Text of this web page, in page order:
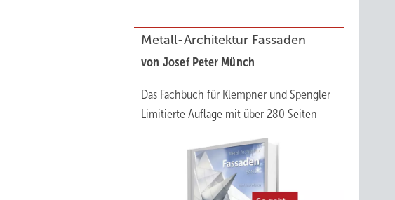
Metall-Architektur Fassaden
von Josef Peter Münch
Das Fachbuch für Klempner und Spengler
Limitierte Auflage mit über 280 Seiten